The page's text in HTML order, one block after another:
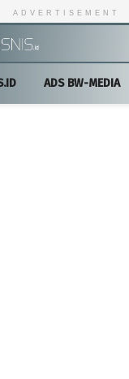
ADVERTISEMENT
ADS BW-MEDIA